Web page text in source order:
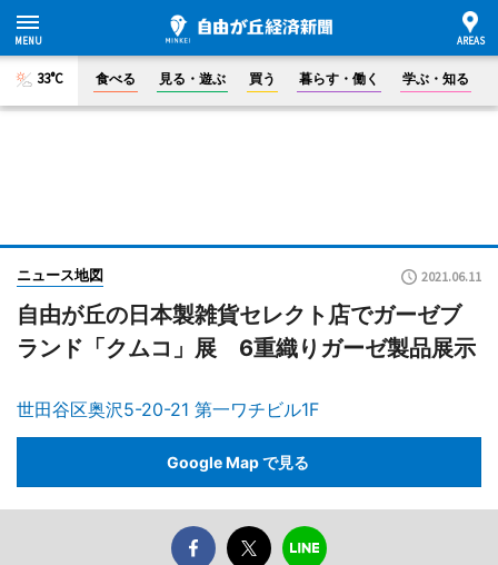
33°C 食べる 見る・遊ぶ 買う 暮らす・働く 学ぶ・知る
ニュース地図 2021.06.11
自由が丘の日本製雑貨セレクト店でガーゼブ
ランド「クムコ」展 6重織りガーゼ製品展示
世田谷区奥沢5-20-21 第一ワチビル1F
Google Map で見る